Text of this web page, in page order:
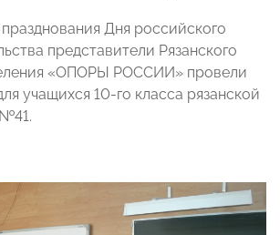
Дня российского
представители Рязанского
«ОПОРЫ РОССИИ» провели
учащихся 10-го класса рязанской